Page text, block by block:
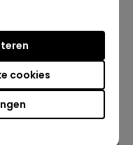
cookies